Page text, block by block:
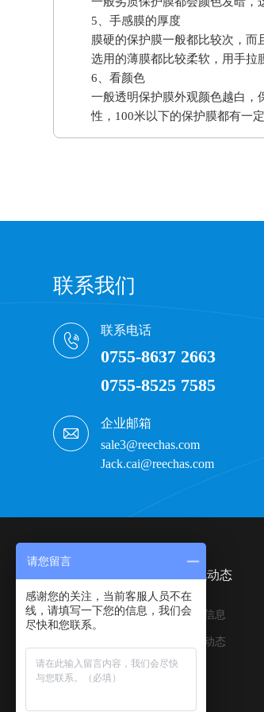
5、手感膜的厚度
膜硬的保护膜一般都比较次，
选用的薄膜都比较柔软，用手拉
6、看颜色
一般透明保护膜外观颜色越白，
性，100米以下的保护膜都有一
联系我们
联系电话
0755-8637 2663
0755-8525 7585
企业邮箱
sale3@reechas.com
Jack.cai@reechas.com
压合与离型材料
胶带&保护膜制品
资讯动态
行业信息
公司动态
请您留言
感谢您的关注，当前客服人员不在
线，请填写一下您的信息，我们会
尽快和您联系。